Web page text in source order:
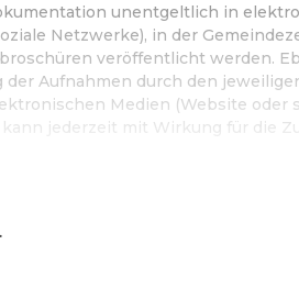
unentgeltlich in
Netzwerke), in der
veröffentlicht werden.
Aufnahmen durch den
Medien (Website oder
jederzeit mit Wirkung für die